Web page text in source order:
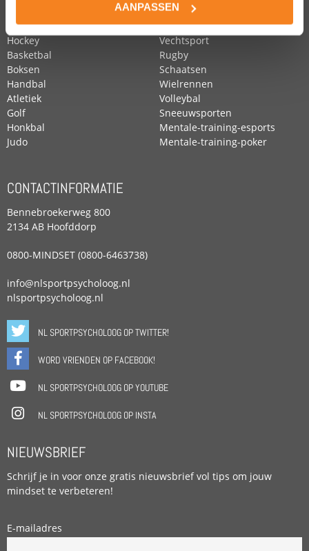
AANPASSEN
Paardensport
Hockey
Basketbal
Boksen
Handbal
Atletiek
Golf
Honkbal
Judo
Tennis
Turnen
Vechtsport
Rugby
Schaatsen
Wielrennen
Volleybal
Sneeuwsporten
Mentale-training-esports
Mentale-training-poker
CONTACTINFORMATIE
Bennebroekerweg 800
2134 AB Hoofddorp
0800-MINDSET (0800-6463738)
info@nlsportpsycholoog.nl
nlsportpsycholoog.nl
NL SPORTPSYCHOLOOG OP TWITTER!
WORD VRIENDEN OP FACEBOOK!
NL SPORTPSYCHOLOOG OP YOUTUBE
NL SPORTPSYCHOLOOG OP INSTA
NIEUWSBRIEF
Schrijf je in voor onze gratis nieuwsbrief vol tips om jouw
mindset te verbeteren!
E-mailadres